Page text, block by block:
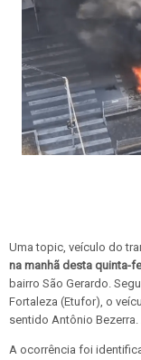
Uma topic, veículo do
na manhã desta quinta-
bairro São Gerardo.
Fortaleza (Etufor), o
sentido Antônio
A ocorrência foi